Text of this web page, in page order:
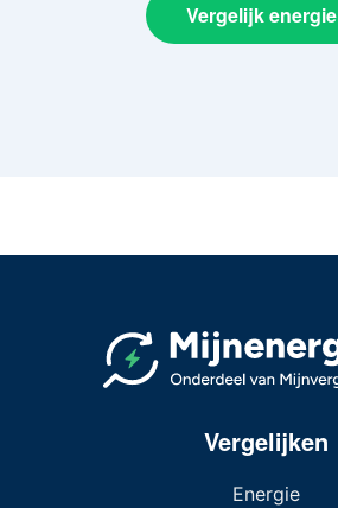
Vergelijk energie
Vergelijken
Energie